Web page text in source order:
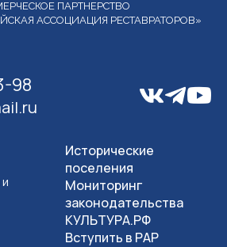
ПАРТНЕРСТВО
АССОЦИАЦИЯ РЕСТАВРАТОРОВ»
98
Исторические
поселения
Мониторинг
законодательства
КУЛЬТУРА.РФ
Вступить в РАР